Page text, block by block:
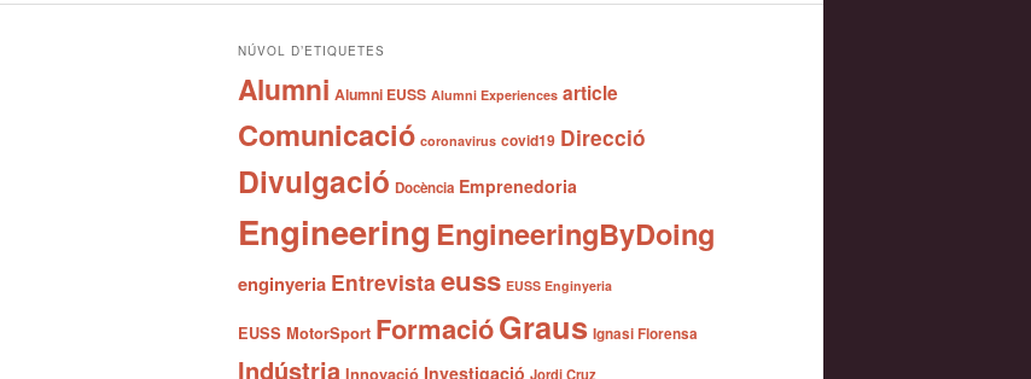
NÚVOL D’ETIQUETES
Alumni Alumni EUSS Alumni Experiences article
Comunicació coronavirus covid19 Direcció
Divulgació Docència Emprenedoria
Engineering EngineeringByDoing
enginyeria Entrevista euss EUSS Enginyeria
EUSS MotorSport FormacióGraus Ignasi Florensa
Indústria Innovació Investigació Jordi Cruz